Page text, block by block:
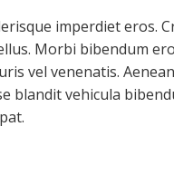
imperdiet eros.
Morbi bibendum
vel venenatis.
blandit vehicula